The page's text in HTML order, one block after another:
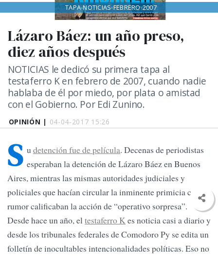
OPINIÓN | 04-04-2017 15:26
Lázaro Báez: un año preso,
diez años después
NOTICIAS le dedicó su primera tapa al
testaferro K en febrero de 2007, cuando nadie
hablaba de él por miedo, por plata o amistad
con el Gobierno. Por Edi Zunino.
TAPA-NOTICIAS-FEBRERO-2007
S udetención fue de película. Decenas de periodistas
esperaban la detención de Lázaro Báez en Buenos
Aires, mientras las mismas autoridades judiciales y
policiales que hacían circular la inminente primicia como
rumor calificaban la acción de “operativo sorpresa”.
Desde hace un año, eltestaferro Kes noticia casi a diario y
desde los tribunales federales de Comodoro Py se edita un
folletín de inocultables intencionalidades políticas. Eso no